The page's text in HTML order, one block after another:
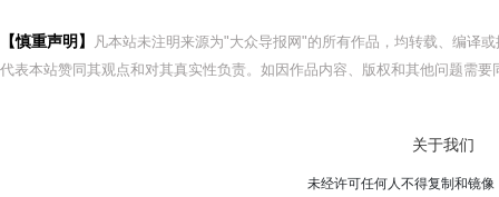
【慎重声明】
凡本站未注明来源为"大众导报网"的所有作品，均转载、编译
代表本站赞同其观点和对其真实性负责。如因作品内容、版权和其他问题需
关于我们
未经许可任何人不得复制和镜